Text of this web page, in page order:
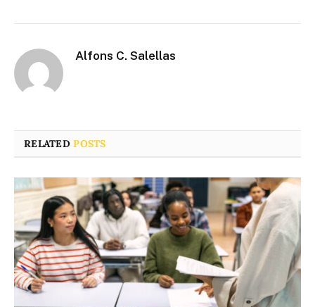
Alfons C. Salellas
RELATEDPOSTS